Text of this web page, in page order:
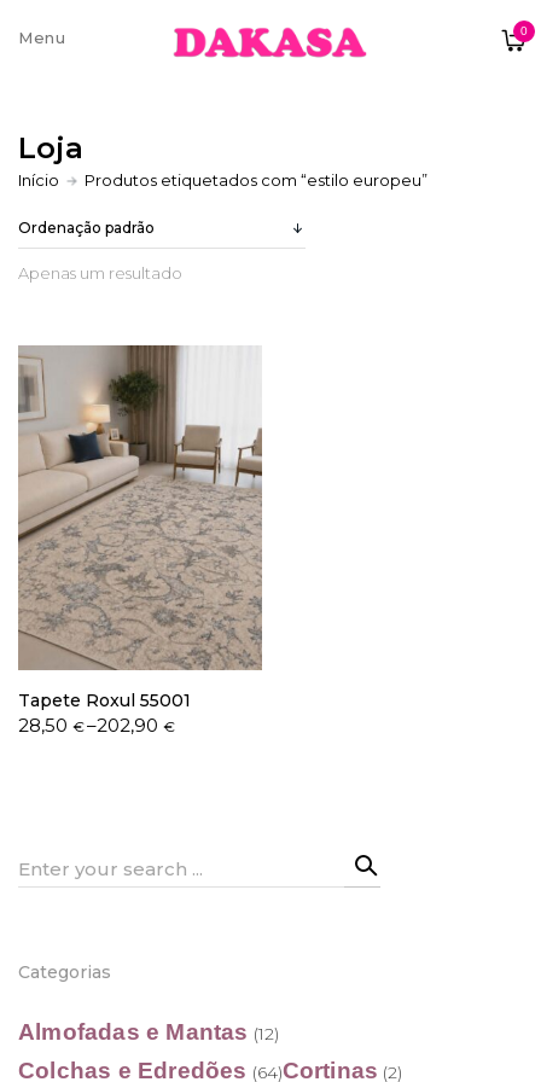
0
Sobre nós
Contatos e moradas
Termos e condições
Política de Privacidade
Loja
Início Produtos etiquetados com “estilo europeu”
Apenas um resultado
Tapete Roxul 55001
28,50 €–202,90€
Price
Search
Categorias
Almofadas e Mantas (12)
Colchas e Edredões (64)Cortinas (2)